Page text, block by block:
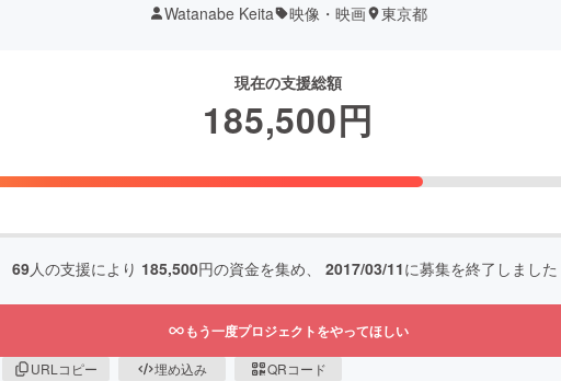
Watanabe Keita 映像・映画 東京都
現在の支援総額
185,500円
69人の支援により 185,500円の資金を集め、 2017/03/11に募集を終了しました
もう一度プロジェクトをやってほしい
URLコピー 埋め込み QRコード